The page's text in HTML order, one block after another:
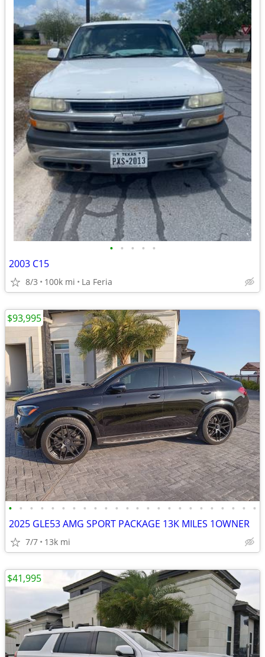
• • • • •
2003 C15
8/3 100k mi La Feria
• • • • • • • • • • • • • • • • • • • • • • • •
2025 GLE53 AMG SPORT PACKAGE 13K MILES 1OWNER
7/7 13k mi
$93,995
$41,995